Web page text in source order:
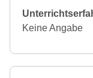
Keine Angabe